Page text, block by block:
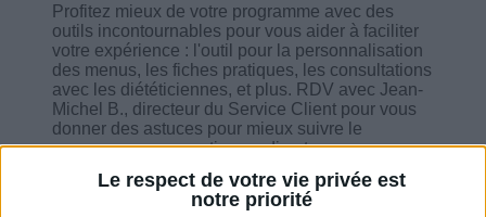
Le respect de votre vie privée est
notre priorité
Profitez mieux de votre programme avec des
outils incontournables pour vous aider à faciliter
votre expérience : l'outil pour la personnalisation
des menus, les fiches pratiques, les consultations
avec les diététiciennes, et plus. RDV avec Jean-
Michel B., directeur du Service Client pour vous
donner des astuces pour mieux suivre le
programme, son soutien en direct avec ses
réponses à toutes vos question. Au menu : bonne
anniversaire à Jean-Michel Cohen, la
personnalisation des repas, les fiches pratiques...